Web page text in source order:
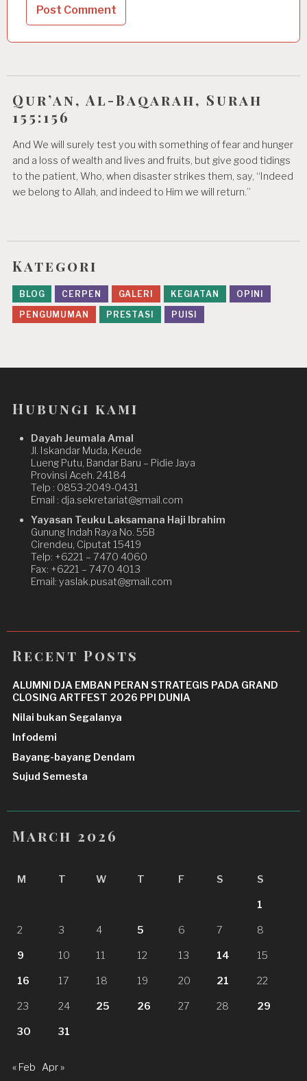
Qur’an, Al-Baqarah, Surah
155:156
And We will surely test you with something of fear and hunger
and a loss of wealth and lives and fruits, but give good tidings
to the patient, Who, when disaster strikes them, say, “Indeed
we belong to Allah, and indeed to Him we will return.”
Kategori
BLOG CERPEN GALERI KEGIATAN
OPINI
PENGUMUMAN
PRESTASI PUISI
Hubungi kami
Dayah Jeumala Amal
Jl. Iskandar Muda, Keude
Lueng Putu, Bandar Baru – Pidie Jaya
Provinsi Aceh. 24184
Telp : 0853-2049-0431
Email : dja.sekretariat@gmail.com
Yayasan Teuku Laksamana Haji Ibrahim
Gunung Indah Raya No. 55B
Cirendeu, Ciputat 15419
Telp: +6221 – 7470 4060
Fax: +6221 – 7470 4013
Email: yaslak.pusat@gmail.com
Recent Posts
ALUMNI DJA EMBAN PERAN STRATEGIS PADA GRAND
CLOSING ARTFEST 2026 PPI DUNIA
Nilai bukan Segalanya
Infodemi
Bayang-bayang Dendam
Sujud Semesta
March 2026
M T W T F S S
1
2 3 4 5 6 7 8
9 10 11 12 13 14 15
16 17 18 19 20 21 22
23 24 25 26 27 28 29
30 31
« Feb Apr »